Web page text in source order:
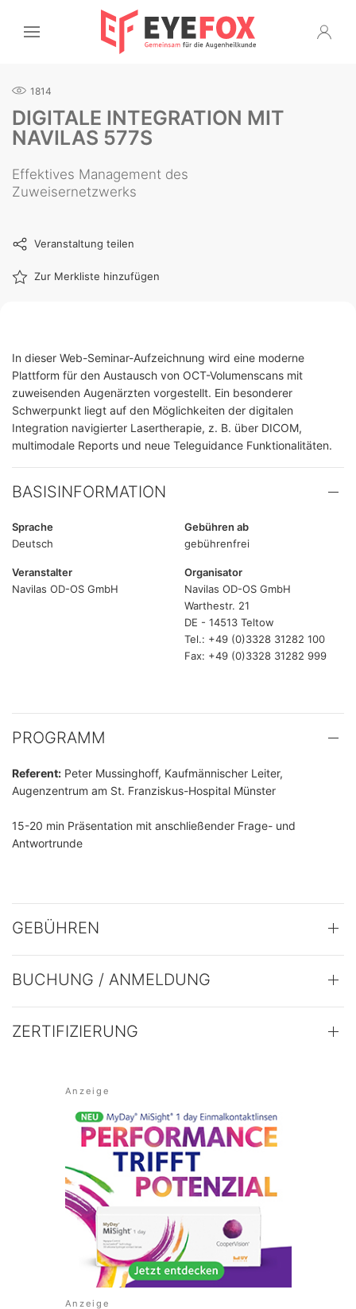
1814
DIGITALE INTEGRATION MIT
NAVILAS 577S
Effektives Management des
Zuweisernetzwerks
Veranstaltung teilen
Zur Merkliste hinzufügen
In dieser Web-Seminar-Aufzeichnung wird eine moderne
Plattform für den Austausch von OCT-Volumenscans mit
zuweisenden Augenärzten vorgestellt. Ein besonderer
Schwerpunkt liegt auf den Möglichkeiten der digitalen
Integration navigierter Lasertherapie, z. B. über DICOM,
multimodale Reports und neue Teleguidance Funktionalitäten.
BASISINFORMATION
Sprache
Deutsch
Gebühren ab
gebührenfrei
Veranstalter
Navilas OD-OS GmbH
Organisator
Navilas OD-OS GmbH
Warthestr. 21
DE - 14513 Teltow
Tel.: +49 (0)3328 31282 100
Fax: +49 (0)3328 31282 999
PROGRAMM
Referent: Peter Mussinghoff, Kaufmännischer Leiter,
Augenzentrum am St. Franziskus-Hospital Münster
15-20 min Präsentation mit anschließender Frage- und
Antwortrunde
GEBÜHREN
BUCHUNG / ANMELDUNG
ZERTIFIZIERUNG